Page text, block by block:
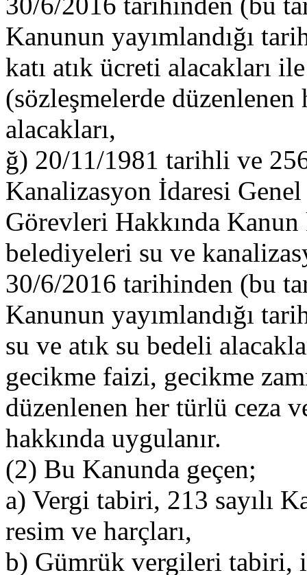
Kanunun yayımlandığı
katı atık ücreti alacakları
(sözleşmelerde
alacakları,
ğ) 20/11/1981 tarihli ve
Kanalizasyon İdaresi
Görevleri Hakkında
belediyeleri su ve
30/6/2016 tarihinden (bu
Kanunun yayımlandığı
su ve atık su bedeli
gecikme faizi, gecikme
düzenlenen her türlü ceza
hakkında uygulanır.
(2) Bu Kanunda geçen;
a) Vergi tabiri, 213 sayılı
resim ve harçları,
b) Gümrük vergileri tabiri,